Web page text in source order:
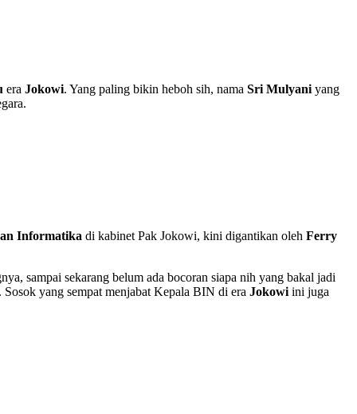
era Jokowi. Yang paling bikin heboh sih, nama Sri Mulyani yang
Informatika di kabinet Pak Jokowi, kini digantikan oleh Ferry
sampai sekarang belum ada bocoran siapa nih yang bakal jadi
Sosok yang sempat menjabat Kepala BIN di era Jokowi ini juga